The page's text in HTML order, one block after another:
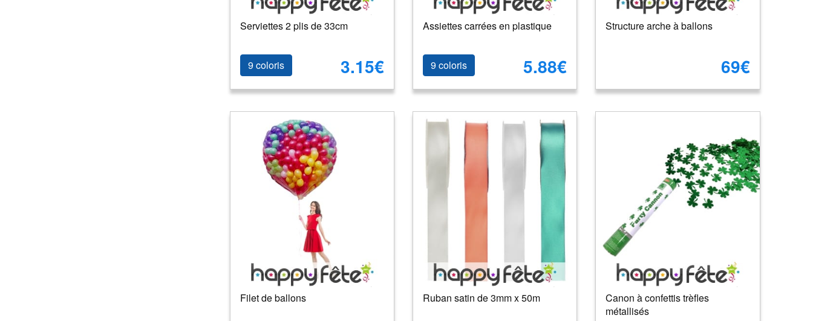
Serviettes 2 plis de 33cm
9 coloris 3.15€
Assiettes carrées en plastique
9 coloris 5.88€
Structure arche à ballons
69€
Filet de ballons Ruban satin de 3mm x 50m
Canon à confettis trèfles
métallisés